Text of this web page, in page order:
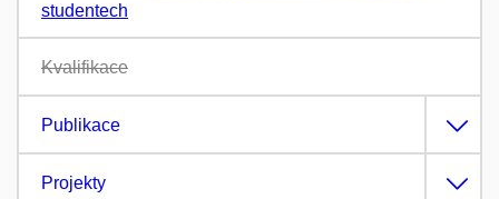
studentech
Kvalifikace
Publikace
Projekty